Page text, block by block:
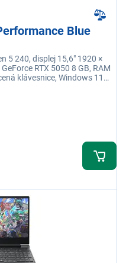
Blue
5 240, displej 15,6" 1920 ×
RTX 5050 8 GB, RAM
klávesnice, Windows 11